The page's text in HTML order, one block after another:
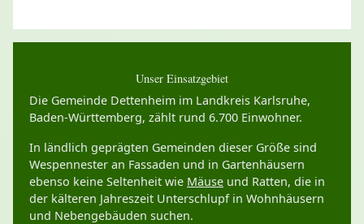
Unser Einsatzgebiet
Die Gemeinde Dettenheim im Landkreis Karlsruhe,
Baden-Württemberg, zählt rund 6.700 Einwohner.
In ländlich geprägten Gemeinden dieser Größe sind
Wespennester an Fassaden und in Gartenhäusern
ebenso keine Seltenheit wie Mäuse und Ratten, die in
der kälteren Jahreszeit Unterschlupf in Wohnhäusern
und Nebengebäuden suchen.